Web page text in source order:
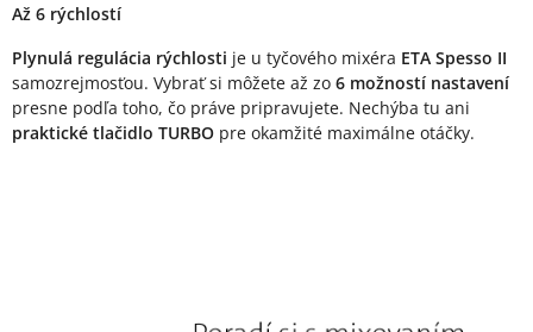
Až 6 rýchlostí
Plynulá regulácia rýchlosti je u tyčového mixéra ETA Spesso II
samozrejmosťou. Vybrať si môžete až zo 6 možností nastavení
presne podľa toho, čo práve pripravujete. Nechýba tu ani
praktické tlačidlo TURBO pre okamžité maximálne otáčky.